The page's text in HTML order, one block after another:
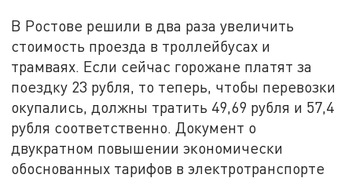
В Ростове решили в два раза увеличить
стоимость проезда в троллейбусах и
трамваях. Если сейчас горожане платят за
поездку 23 рубля, то теперь, чтобы перевозки
окупались, должны тратить 49,69 рубля и 57,4
рубля соответственно. Документ о
двукратном повышении экономически
обоснованных тарифов в электротранспорте